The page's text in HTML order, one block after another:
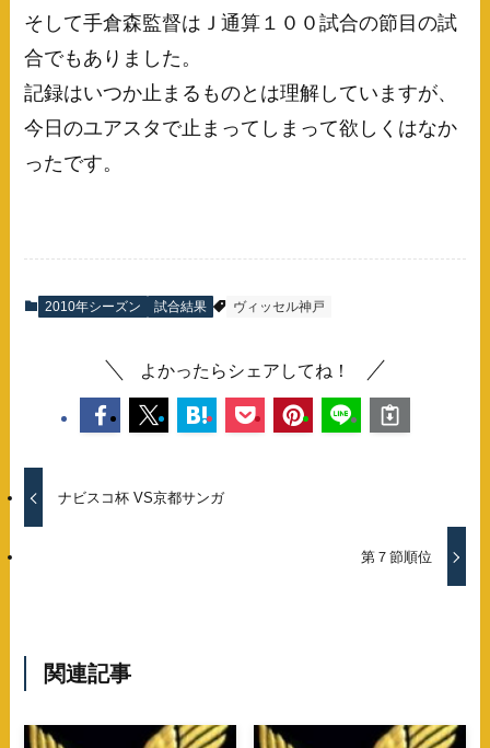
そして手倉森監督はＪ通算１００試合の節目の試
合でもありました。
記録はいつか止まるものとは理解していますが、
今日のユアスタで止まってしまって欲しくはなか
ったです。
2010年シーズン 試合結果 ヴィッセル神戸
よかったらシェアしてね！
ナビスコ杯 VS京都サンガ
第７節順位
関連記事